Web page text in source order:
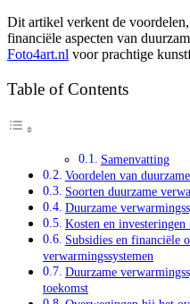
Dit artikel verkent de
financiële aspecten van
Foto4art.nl voor prachtige
Table of Contents
Samenvatting
Voordelen van
Soorten duurzame
Duurzame
Kosten en
Subsidies en financiële
verwarmingssystemen
Duurzame
toekomst